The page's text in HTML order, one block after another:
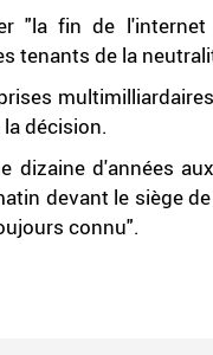
"la fin de
tenants de la
décision.
dizaine d'années
devant le siège de
connu".